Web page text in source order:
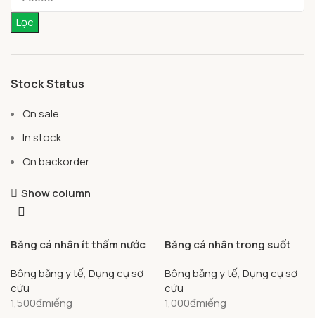
Lọc
Stock Status
On sale
In stock
On backorder
Show column
Băng cá nhân ít thấm nước
miếng)
Bông băng y tế, Dụng cụ sơ
cứu
1,500₫miếng
Băng cá nhân trong suốt
Assorted (20 miếng)
Bông băng y tế, Dụng cụ sơ
cứu
1,000₫miếng